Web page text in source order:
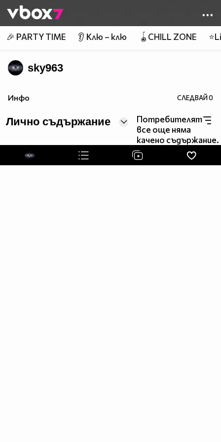
👾
🎉 PARTY TIME 👂 Клю – клю 🪀CHILL ZONE
sky963
Инфо СЛЕДВАЙ0
Лично съдържание
Потребителят
все още няма
качено съдържание.